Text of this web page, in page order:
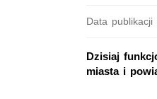
Data publikacji
Dzisiaj
miasta i